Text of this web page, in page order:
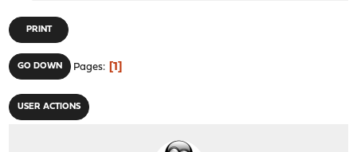
PRINT
GO DOWN Pages 1
USER ACTIONS